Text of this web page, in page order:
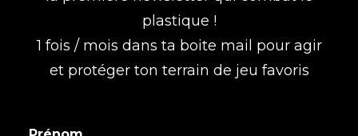
plastique !
1 fois / mois dans ta boite mail pour agir
et protéger ton terrain de jeu favoris